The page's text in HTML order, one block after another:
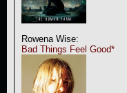
Rowena Wise:
Bad Things Feel Good*